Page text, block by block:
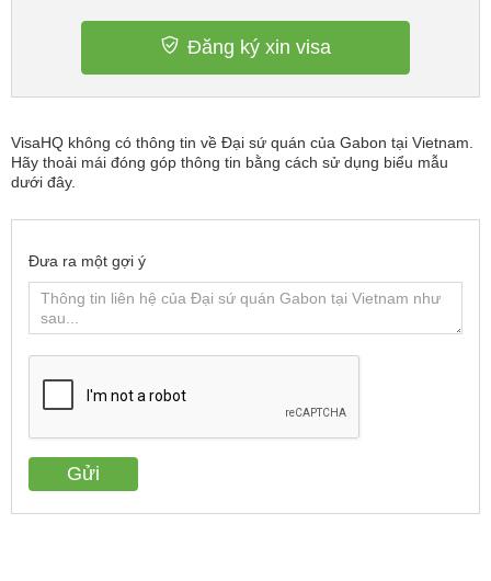
Đăng ký xin visa
VisaHQ không có thông tin về Đại sứ quán của Gabon tại Vietnam.
Hãy thoải mái đóng góp thông tin bằng cách sử dụng biểu mẫu
dưới đây.
Đưa ra một gợi ý